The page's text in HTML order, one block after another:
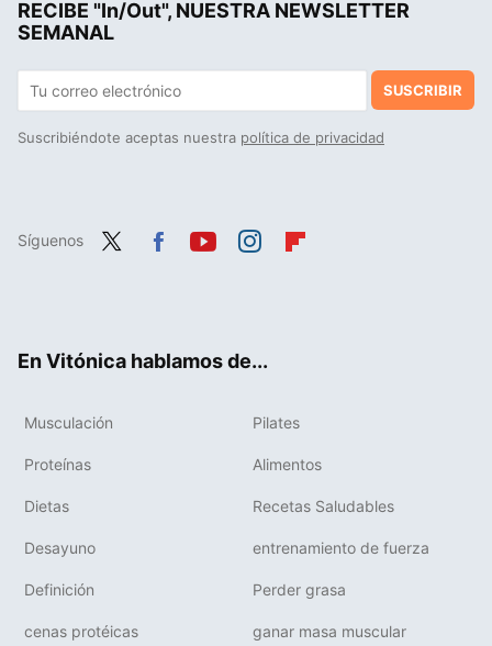
RECIBE "In/Out", NUESTRA NEWSLETTER
SEMANAL
SUSCRIBIR
Suscribiéndote aceptas nuestra política de privacidad
Síguenos
En Vitónica hablamos de...
Musculación Pilates
Proteínas Alimentos
Dietas Recetas Saludables
Desayuno entrenamiento de fuerza
Definición Perder grasa
cenas protéicas ganar masa muscular